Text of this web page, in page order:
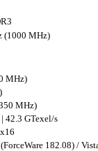
(1000 MHz)
MHz)
MHz)
42.3 GTexel/s
182.08) /